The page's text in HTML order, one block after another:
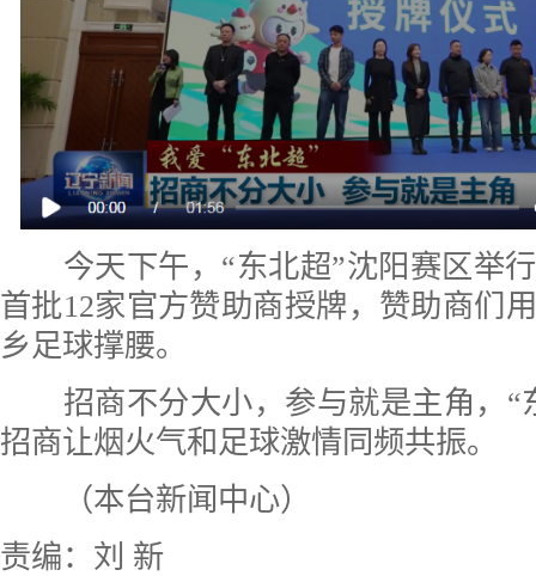
今天下午，“东北超”沈阳赛区举行
首批12家官方赞助商授牌，赞助商们
乡足球撑腰。
招商不分大小，参与就是主角，“
招商让烟火气和足球激情同频共振。
（本台新闻中心）
责编：刘 新